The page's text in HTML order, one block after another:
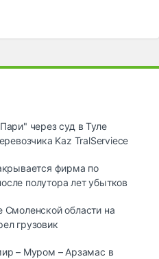
через суд в Туле
Kaz TralServiece
фирма по
полутора лет убытков
Смоленской области на
грузовик
– Муром – Арзамас в